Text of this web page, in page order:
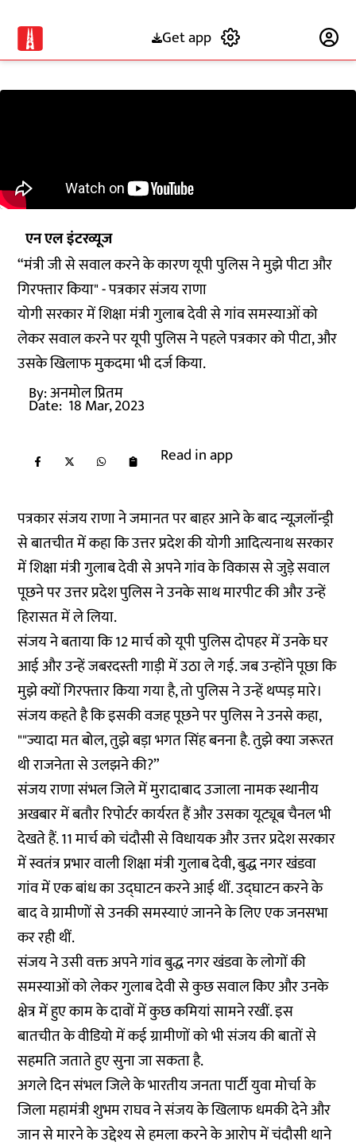
Get app
एन एल इंटरव्यूज
“मंत्री जी से सवाल करने के कारण यूपी पुलिस ने मुझे पीटा और
गिरफ्तार किया" - पत्रकार संजय राणा
योगी सरकार में शिक्षा मंत्री गुलाब देवी से गांव समस्याओं को
लेकर सवाल करने पर यूपी पुलिस ने पहले पत्रकार को पीटा, और
उसके खिलाफ मुकदमा भी दर्ज किया.
By:अनमोल प्रितम
Date: 18 Mar, 2023
Read in app
पत्रकार संजय राणा ने जमानत पर बाहर आने के बाद न्यूज़लॉन्ड्री
से बातचीत में कहा कि उत्तर प्रदेश की योगी आदित्यनाथ सरकार
में शिक्षा मंत्री गुलाब देवी से अपने गांव के विकास से जुड़े सवाल
पूछने पर उत्तर प्रदेश पुलिस ने उनके साथ मारपीट की और उन्हें
हिरासत में ले लिया.
संजय ने बताया कि 12 मार्च को यूपी पुलिस दोपहर में उनके घर
आई और उन्हें जबरदस्ती गाड़ी में उठा ले गई. जब उन्होंने पूछा कि
मुझे क्यों गिरफ्तार किया गया है, तो पुलिस ने उन्हें थप्पड़ मारे।
संजय कहते है कि इसकी वजह पूछने पर पुलिस ने उनसे कहा,
""ज्यादा मत बोल, तुझे बड़ा भगत सिंह बनना है. तुझे क्या जरूरत
थी राजनेता से उलझने की?”
संजय राणा संभल जिले में मुरादाबाद उजाला नामक स्थानीय
अखबार में बतौर रिपोर्टर कार्यरत हैं और उसका यूट्यूब चैनल भी
देखते हैं. 11 मार्च को चंदौसी से विधायक और उत्तर प्रदेश सरकार
में स्वतंत्र प्रभार वाली शिक्षा मंत्री गुलाब देवी, बुद्ध नगर खंडवा
गांव में एक बांध का उद्घाटन करने आई थीं. उद्घाटन करने के
बाद वे ग्रामीणों से उनकी समस्याएं जानने के लिए एक जनसभा
कर रही थीं.
संजय ने उसी वक्त अपने गांव बुद्ध नगर खंडवा के लोगों की
समस्याओं को लेकर गुलाब देवी से कुछ सवाल किए और उनके
क्षेत्र में हुए काम के दावों में कुछ कमियां सामने रखीं. इस
बातचीत के वीडियो में कई ग्रामीणों को भी संजय की बातों से
सहमति जताते हुए सुना जा सकता है.
अगले दिन संभल जिले के भारतीय जनता पार्टी युवा मोर्चा के
जिला महामंत्री शुभम राघव ने संजय के खिलाफ धमकी देने और
जान से मारने के उद्देश्य से हमला करने के आरोप में चंदौसी थाने